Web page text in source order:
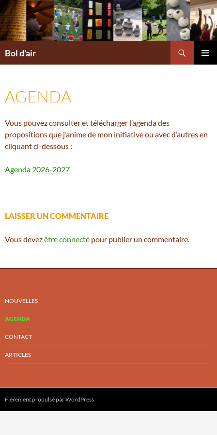
Aller
au
contenu
Bol d'air
AGENDA
Vous pouvez consulter et télécharger l’agenda des
propositions que j’anime de mon initiative ou avec d’autres en
cliquant ci-dessous :
Agenda 2026-2027
LAISSER UN COMMENTAIRE
Vous devezêtre connecté pour publier un commentaire.
NOUVELLES
AGENDA
CONTACT
ARTICLES
Fièrement propulsé par WordPress